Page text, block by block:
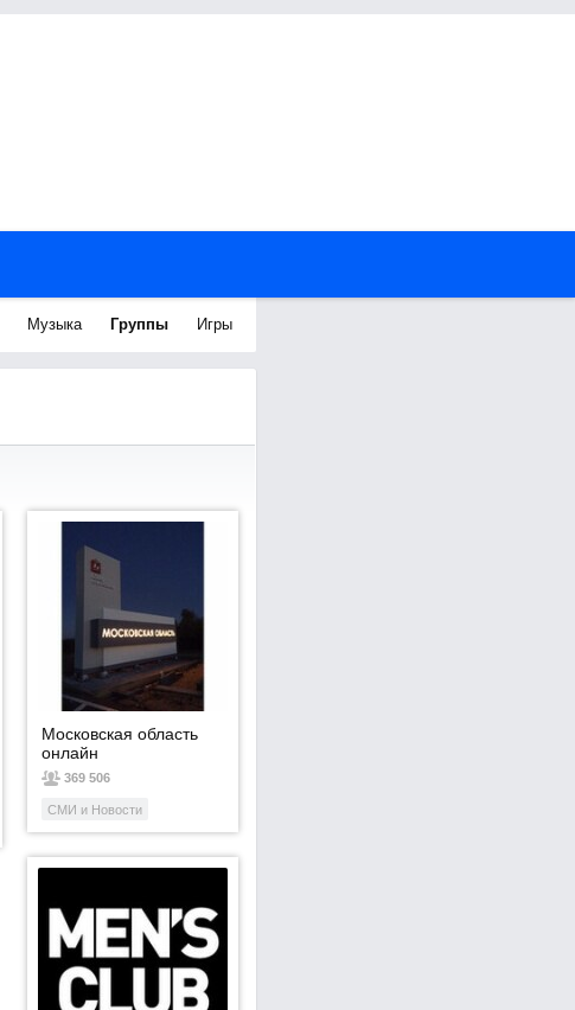
Музыка Группы Игры
Московская область
онлайн
369 506
СМИ и Новости